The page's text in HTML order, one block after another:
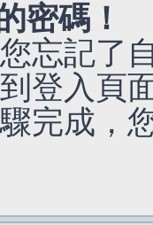
密碼！
忘記了
登入頁
完成，